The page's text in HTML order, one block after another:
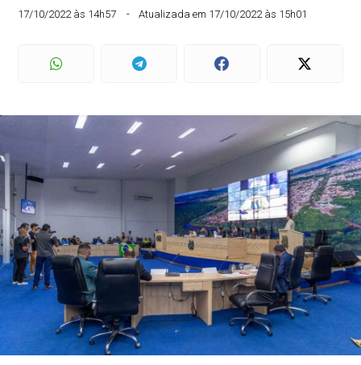
17/10/2022 às 14h57 Atualizada em 17/10/2022 às 15h01